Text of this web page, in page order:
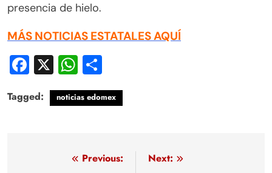
presencia de hielo.
MÁS NOTICIAS ESTATALES AQUÍ
Facebook
X WhatsApp
Tagged: noticias edomex
NavegaciónPrevious:
Next: